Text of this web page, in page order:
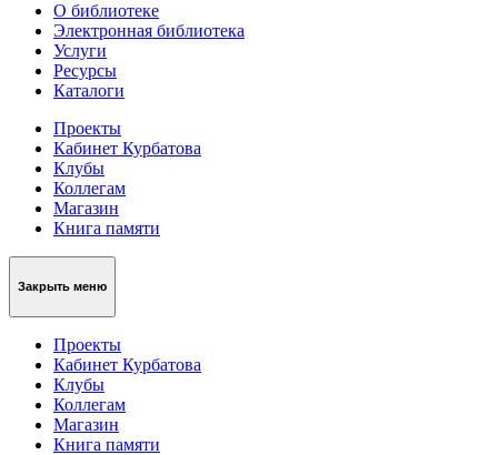
О библиотеке
Электронная библиотека
Услуги
Ресурсы
Каталоги
Проекты
Кабинет Курбатова
Клубы
Коллегам
Магазин
Книга памяти
Закрыть меню
Проекты
Кабинет Курбатова
Клубы
Коллегам
Магазин
Книга памяти